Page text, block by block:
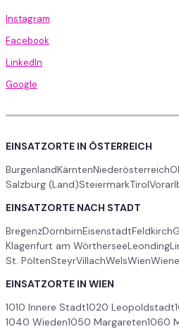
Instagram
Facebook
LinkedIn
Google
EINSATZORTE IN ÖSTERREICH
BurgenlandKärntenNiederösterreich
Salzburg (Land)SteiermarkTirol
EINSATZORTE NACH STADT
BregenzDornbirnEisenstadtFeldkirch
Klagenfurt am WörtherseeLeonding
St. PöltenSteyrVillachWelsWien
EINSATZORTE IN WIEN
1010 Innere Stadt1020 Leopoldstadt
1040 Wieden1050 Margareten1060